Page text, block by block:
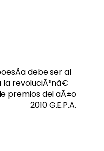
debe ser al
revoluciÃ³nâ€
premios del aÃ±o
2010 G.E.P.A.